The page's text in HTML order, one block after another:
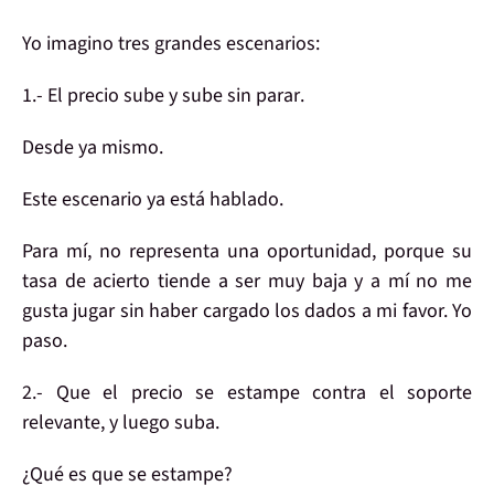
Yo imagino tres grandes escenarios:
1.- El precio sube y sube sin parar.
Desde ya mismo.
Este escenario ya está hablado.
Para mí, no representa una oportunidad, porque su
tasa de acierto tiende a ser muy baja y a mí no me
gusta jugar sin haber cargado los dados a mi favor.Yo
paso.
2.- Que el precio se estampe contra el soporte
relevante, y luego suba.
¿Qué es que se estampe?